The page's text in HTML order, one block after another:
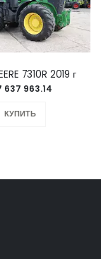
7310R 2019 г
637 963.14
КУПИТЬ